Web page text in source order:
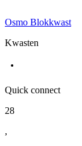
Osmo Blokkwast
Kwasten
Quick connect
28
,